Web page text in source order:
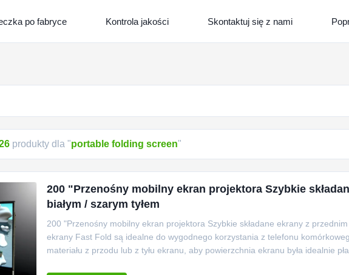
po fabryce Kontrola jakości Skontaktuj się z nami
produkty dla "portable folding screen"
200 "Przenośny mobilny ekran projektora Szybkie
białym / szarym tyłem
200 "Przenośny mobilny ekran projektora Szybkie składane ekrany z przednim
ekrany Fast Fold są idealne do wygodnego korzystania z telefonu
materiału z przodu lub z tyłu ekranu, aby powierzchnia ekranu była idealnie